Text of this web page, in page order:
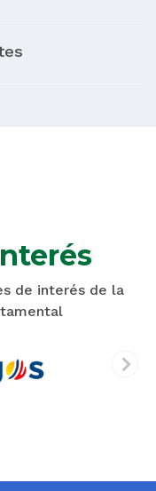
de interés de la